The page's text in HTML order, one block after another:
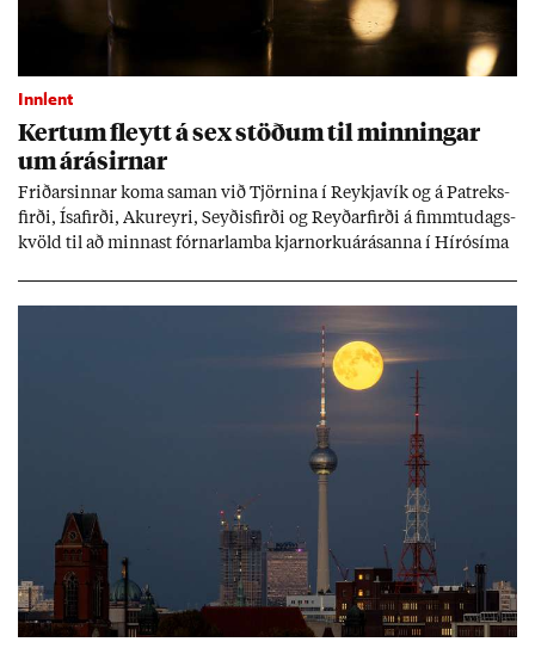
Innlent
Kert­um fleytt á sex stöð­um til minn­ing­ar
um árás­irn­ar
Frið­arsinn­ar koma sam­an við Tjörn­ina í Reykja­vík og á Pat­reks­
firði, Ísa­firði, Ak­ur­eyri, Seyð­is­firði og Reyð­ar­firði á fimmtu­dags­
kvöld til að minn­ast fórn­ar­lamba kjarn­orku­árás­anna í Hírósíma